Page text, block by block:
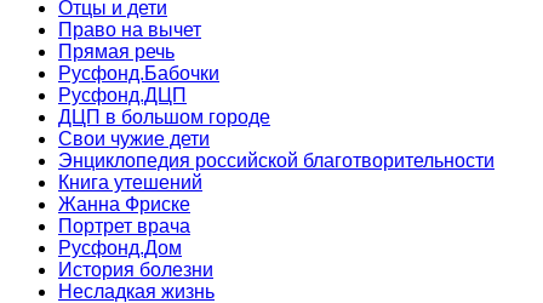
Отцы и дети
Право на вычет
Прямая речь
Русфонд.Бабочки
Русфонд.ДЦП
ДЦП в большом городе
Свои чужие дети
Энциклопедия российской благотворительности
Книга утешений
Жанна Фриске
Портрет врача
Русфонд.Дом
История болезни
Несладкая жизнь